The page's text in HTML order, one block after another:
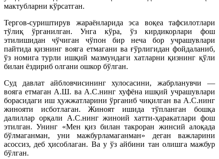
мактубларни кўрсатган.
Тергов-суриштирув жараёнларида эса воқеа тафсилотлари
тўлиқ ўрганилган. Унга кўра, ўз кирдикорлари фош
этилишидан чўчиган чўпон бир неча бор учрашувлари
пайтида қизнинг вояга етмагани ва ғўрлигидан фойдаланиб,
ўз номига турли ишқий мазмундаги хатларни қизнинг қўли
билан ёздириб олгани ошкор бўлган.
Суд давлат айбловчисининг хулосасини, жабрланувчи —
вояга етмаган А.Ш. ва А.С.нинг хуфёна ишқий учрашувлари
борасидаги иш ҳужжатларини ўрганиб чиқилган ва А.С.нинг
жинояти исботлаган. Жиноят ишида тўпланган бошқа
далиллар орқали А.С.нинг жиноий хатти-ҳаракатлари фош
этилган. Унинг «Мен қиз билан такроран жинсий алоқада
бўлмаганман, уни мажбурламаганман» деган важларини
асоссиз, деб ҳисоблаган. Ва у ўз айбини тан олишга мажбур
бўлган.